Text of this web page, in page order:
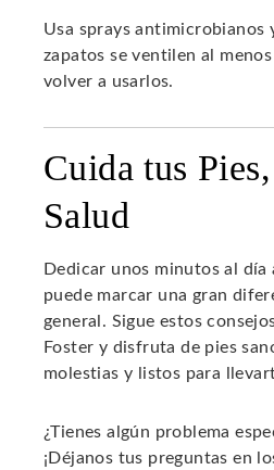
Usa sprays antimicrobianos
zapatos se ventilen al
volver a usarlos.
Cuida tus
Salud
Dedicar unos minutos al día
puede marcar una gran
general. Sigue estos
Foster y disfruta de pies
molestias y listos para
¿Tienes algún problema
¡Déjanos tus preguntas en